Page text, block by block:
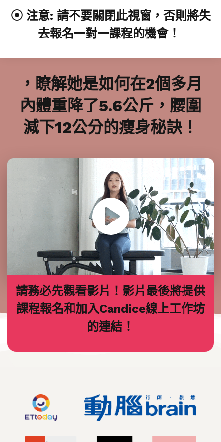
⦿ 注意: 請不要關閉此視窗，否則將失
去報名一對一課程的機會！
，瞭解她是如何在2個多月
內體重降了5.6公斤，腰圍
減下12公分的瘦身秘訣！
請務必先觀看影片！影片最後將提供
課程報名和加入Candice線上工作坊
的連結！